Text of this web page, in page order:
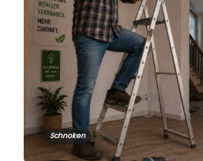
Guy Kaiser 4
E
d’Physik
Guy Kaiser,4
Schnoken